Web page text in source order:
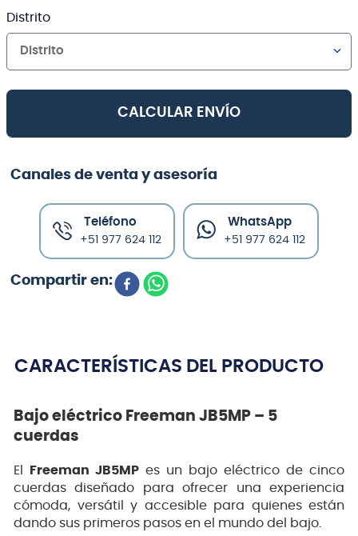
Distrito
Distrito
CALCULAR ENVÍO
Canales de venta y asesoría
Teléfono
+51 977 624 112
WhatsApp
+51 977 624 112
CARACTERÍSTICAS DEL PRODUCTO
Bajo eléctrico Freeman JB5MP – 5
cuerdas
El Freeman JB5MP es un bajo eléctrico de cinco
cuerdas diseñado para ofrecer una experiencia
cómoda, versátil y accesible para quienes están
dando sus primeros pasos en el mundo del bajo.